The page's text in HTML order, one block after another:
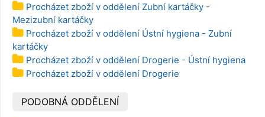
Procházet zboží v oddělení Zubní kartáčky -
Mezizubní kartáčky
Procházet zboží v oddělení Ústní hygiena - Zubní
kartáčky
Procházet zboží v oddělení Drogerie - Ústní hygiena
Procházet zboží v oddělení Drogerie
PODOBNÁ ODDĚLENÍ